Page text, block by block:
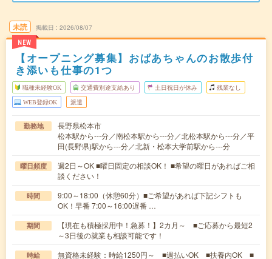
未読
NEW
掲載日 2026/08/07
【オープニング募集】おばあちゃんのお散歩付
き添いも仕事の1つ
職種未経験OK 交通費別途支給あり 土日祝日が休み 残業なし
WEB登録OK 派遣
勤務地
長野県松本市
松本駅から---分／南松本駅から---分／北松本駅から---分／平
田(長野県)駅から---分／北新・松本大学前駅から---分
曜日頻度
週2日～OK ■曜日固定の相談OK！ ■希望の曜日があればご相
談ください！
時間
9:00～18:00（休憩60分）■ご希望があれば下記シフトも
OK！早番 7:00～16:00遅番 …
期間
【現在も積極採用中！急募！】2カ月～ ■ご応募から最短2
～3日後の就業も相談可能です！
時給
無資格未経験：時給1250円～ ■週払いOK ■扶養内OK ■